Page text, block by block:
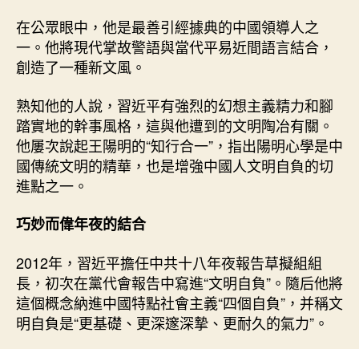
在公眾眼中，他是最善引經據典的中國領導人之
一。他將現代掌故警語與當代平易近間語言結合，
創造了一種新文風。
熟知他的人說，習近平有強烈的幻想主義精力和腳
踏實地的幹事風格，這與他遭到的文明陶冶有關。
他屢次說起王陽明的“知行合一”，指出陽明心學是中
國傳統文明的精華，也是增強中國人文明自負的切
進點之一。
巧妙而偉年夜的結合
2012年，習近平擔任中共十八年夜報告草擬組組
長，初次在黨代會報告中寫進“文明自負”。隨后他將
這個概念納進中國特點社會主義“四個自負”，并稱文
明自負是“更基礎、更深邃深摯、更耐久的氣力”。